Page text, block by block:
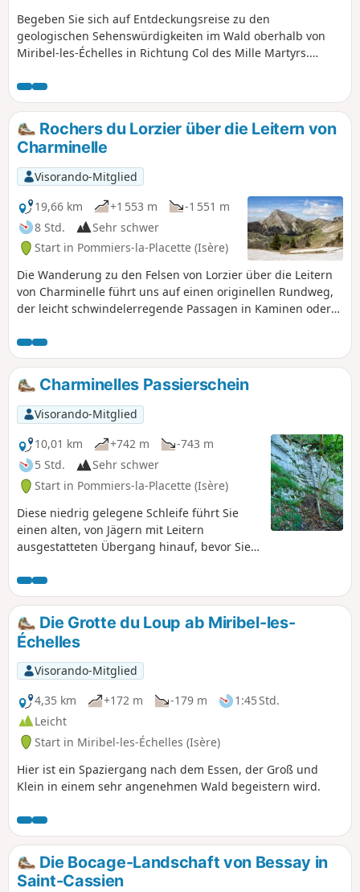
Begeben Sie sich auf Entdeckungsreise zu den
geologischen Sehenswürdigkeiten im Wald oberhalb von
Miribel-les-Échelles in Richtung Col des Mille Martyrs.
geschichtsträchtig, säumen diese Route. An anderen, freien
Stellen haben Sie einen Panoramablick auf die Chartreuse
und die Ebene in Richtung Les Échelles und Saint-Laurent-
du-Pont. Um Straßen so weit wie möglich zu vermeiden,
nehmen Sie einige Wege im Herzen des Waldes, die nicht
immer auf der IGN-Karte verzeichnet sind.
Rochers du Lorzier über die Leitern von
Charminelle
Visorando-Mitglied
19,66 km
+1 553 m
-1 551 m
8 Std.
Sehr schwer
Start in Pommiers-la-Placette (Isère)
Die Wanderung zu den Felsen von Lorzier über die Leitern
von Charminelle führt uns auf einen originellen Rundweg,
der leicht schwindelerregende Passagen in Kaminen oder
benutzt wurden, miteinander verbindet. Mehrere
Aussichtspunkte bieten wunderschöne Panoramablicke,
insbesondere auf dem Gipfel der Felsen von Lorzier oder
am Col des Banettes.
Charminelles Passierschein
Visorando-Mitglied
10,01 km
+742 m
-743 m
5 Std.
Sehr schwer
Start in Pommiers-la-Placette (Isère)
Diese niedrig gelegene Schleife führt Sie
einen alten, von Jägern mit Leitern
ausgestatteten Übergang hinauf, bevor Sie
über Chalais und sein Kloster zurückkehren.
Die Grotte du Loup ab Miribel-les-
Échelles
Visorando-Mitglied
4,35 km
+172 m -179 m
1:45 Std.
Leicht
Start in Miribel-les-Échelles (Isère)
Hier ist ein Spaziergang nach dem Essen, der Groß und
Klein in einem sehr angenehmen Wald begeistern wird.
Die Bocage-Landschaft von Bessay in
Saint-Cassien